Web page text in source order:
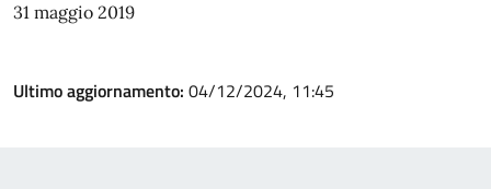
31 maggio 2019
Ultimo aggiornamento: 04/12/2024, 11:45